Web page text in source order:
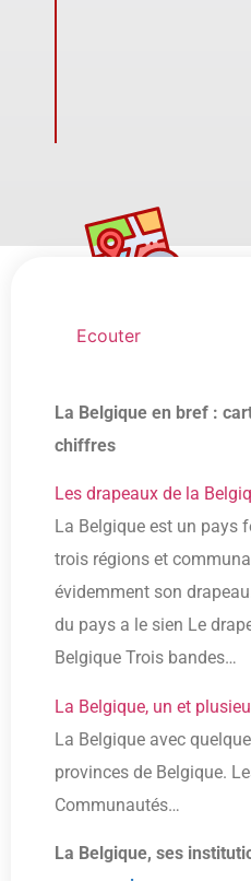
Ecouter
La Belgique en bref :
chiffres
Les drapeaux de la
La Belgique est un pays
trois régions et
évidemment son
du pays a le sien Le
Belgique Trois bandes…
La Belgique, un et
La Belgique avec
provinces de Belgique.
Communautés…
La Belgique, ses